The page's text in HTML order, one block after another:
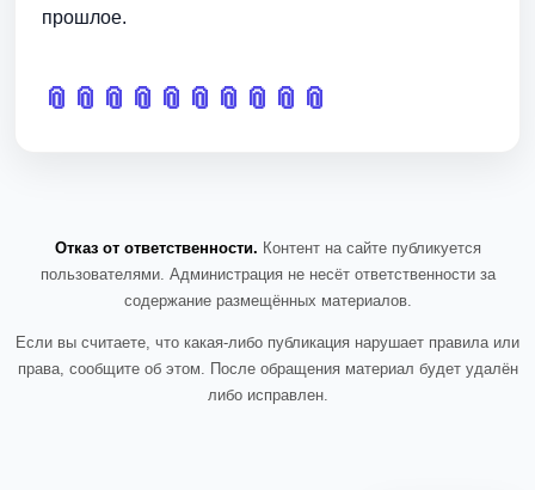
прошлое.
📎 📎 📎 📎 📎 📎 📎 📎 📎 📎
Отказ от ответственности. Контент на сайте публикуется
пользователями. Администрация не несёт ответственности за
содержание размещённых материалов.
Если вы считаете, что какая-либо публикация нарушает правила или
права, сообщите об этом. После обращения материал будет удалён
либо исправлен.